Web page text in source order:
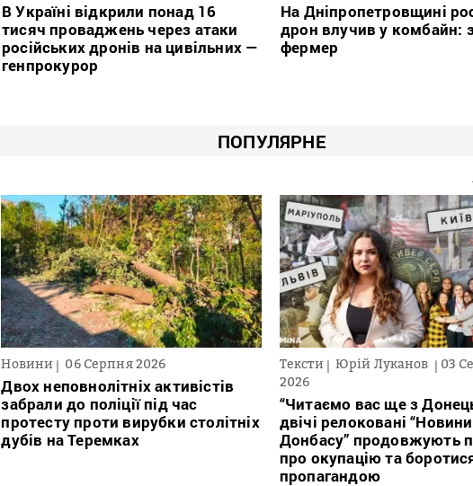
В Україні відкрили понад 16
тисяч проваджень через атаки
російських дронів на цивільних —
генпрокурор
На Дніпропетровщині
дрон влучив у комбайн:
фермер
ПОПУЛЯРНЕ
Новини 06 Серпня 2026
Двох неповнолітніх активістів
забрали до поліції під час
протесту проти вирубки столітніх
дубів на Теремках
Тексти Юрій Луканов
03
2026
“Читаємо вас ще з
двічі релоковані “Новини
Донбасу” продовжують
про окупацію та
пропагандою